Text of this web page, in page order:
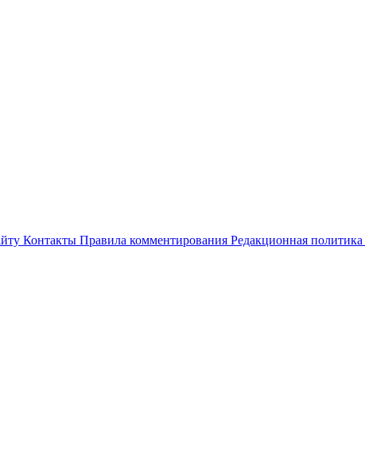
Контакты Правила комментирования Редакционная политика